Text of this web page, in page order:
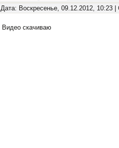
Дата: Воскресенье, 09.12.2012, 10:23
Видео скачиваю